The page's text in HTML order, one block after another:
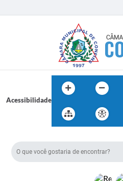
Acessibilidade